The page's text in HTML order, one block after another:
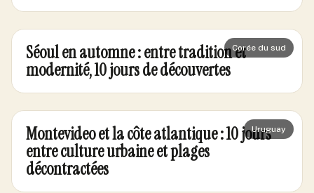
Corée du sud
Séoul en automne : entre tradition et
modernité, 10 jours de découvertes
Uruguay
Montevideo et la côte atlantique : 10 jours
entre culture urbaine et plages
décontractées